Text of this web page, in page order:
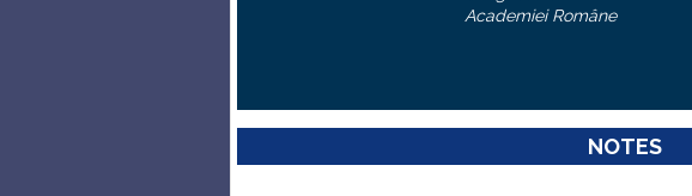
Academiei Române
NOTES